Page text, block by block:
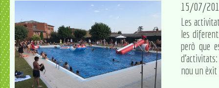
15/07/
Les
les
però que
d'activitats:
nou un